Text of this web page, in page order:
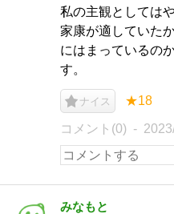
私の主観としては
家康が適していた
にはまっているの
す。
ナイス ★18
コメント(0)
みなもと